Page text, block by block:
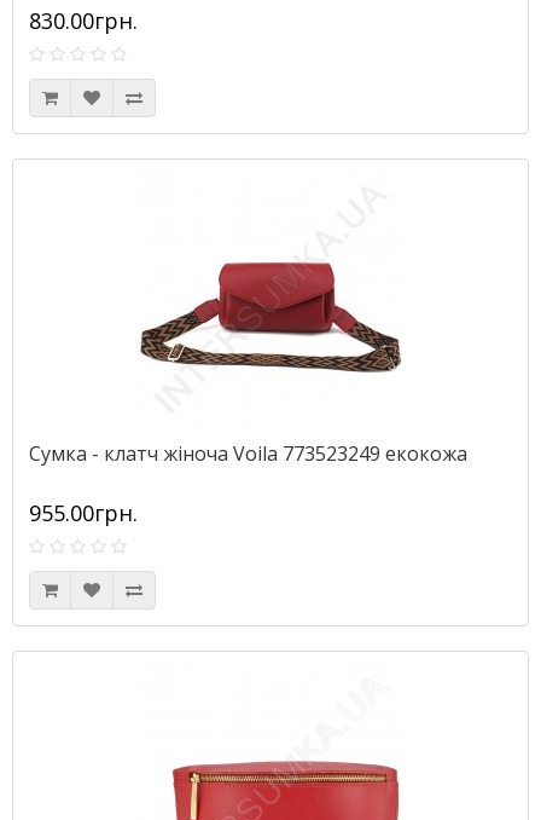
830.00грн.
Сумка - клатч жіноча Voila 773523249 екокожа
955.00грн.